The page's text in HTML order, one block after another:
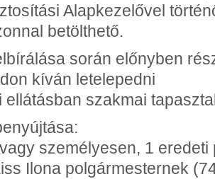
Alapkezelővel
betölthető.
során előnyben
kíván letelepedni
ellátásban szakmai
személyesen, 1
Ilona polgármesternek